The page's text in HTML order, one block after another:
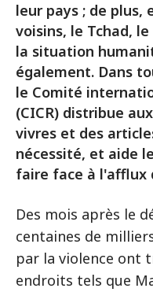
leur pays ; de plus,
voisins, le Tchad,
la situation
également. Dans
le Comité
(CICR) distribue
vivres et des
nécessité, et aide
faire face à l'afflux
Des mois après le
centaines de
par la violence ont
endroits tels que